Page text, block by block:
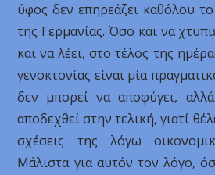
ύφος δεν επηρεάζει καθόλου
της Γερμανίας. Όσο και να
και να λέει, στο τέλος της
γενοκτονίας είναι μία
δεν μπορεί να αποφύγει,
αποδεχθεί στην τελική, γιατί
σχέσεις της λόγω
Μάλιστα για αυτόν τον λόγο,